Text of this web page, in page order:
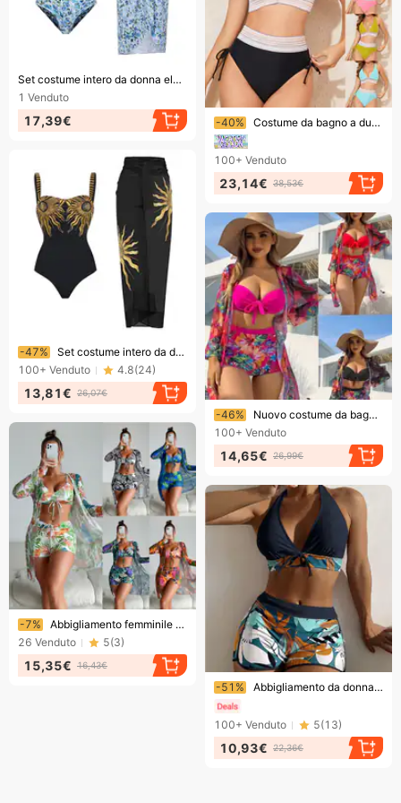
Finendo presto!
Set costume intero da donna elegante per vacanze al mare
1 Venduto
17,39€ Finendo presto!
-40% Costume da bagno a due pezzi da donna, nuovo stile europeo e americano 2026, set sexy, bikini in nylon.
100+ Venduto
23,14€ 38,53€
Finendo presto!
-47%
Set costume intero da donna elegante per vacanze al mare
100+ Venduto 4.8(24)
13,81€ 26,07€
Finendo presto!
-46%
Nuovo costume da bagno bikini a tre pezzi con maniche lunghe, copricostume da bagno sexy da donna
100+ Venduto
14,65€ 26,99€
Finendo presto!
-7%
Abbigliamento femminile Costume da bagno bikini a tre pezzi multicolore alla moda per donna
26 Venduto 5(3)
15,35€ 16,43€
Finendo presto!
-51% Abbigliamento da donna Costume da bagno bikini a vita alta con boxer diviso
100+ Venduto 5(13)
10,93€ 22,36€